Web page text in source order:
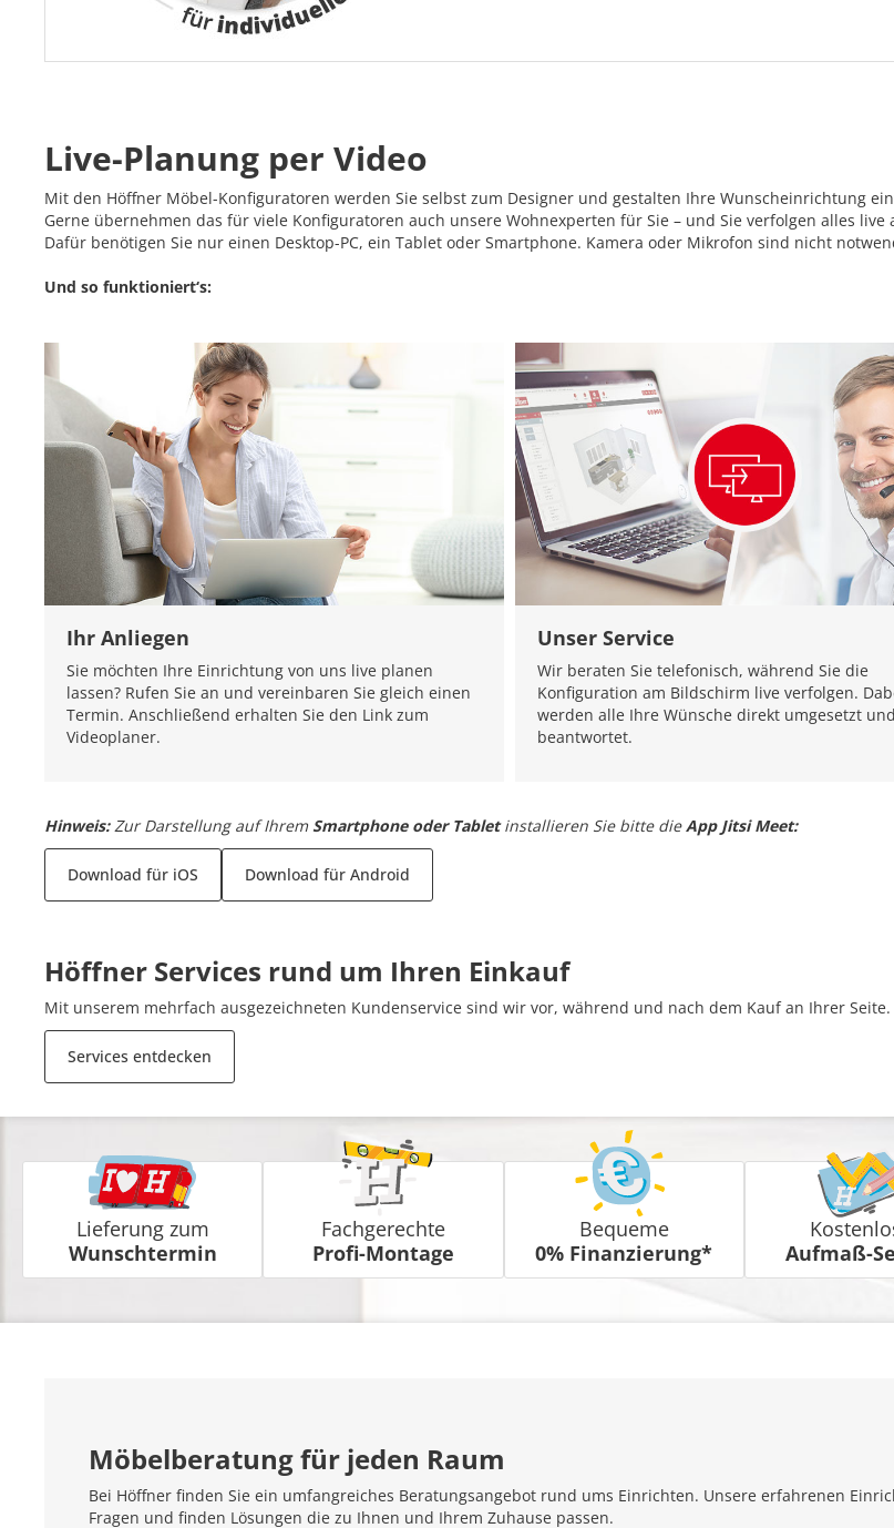
Live-Planung per Video
Mit den Höffner Möbel-Konfiguratoren werden Sie selbst zum Designer und gestalten Ihre Wunscheinrichtung
Gerne übernehmen das für viele Konfiguratoren auch unsere Wohnexperten für Sie – und Sie verfolgen alles live
Dafür benötigen Sie nur einen Desktop-PC, ein Tablet oder Smartphone. Kamera oder Mikrofon sind nicht
Und so funktioniert‘s:
Ihr Anliegen
Sie möchten Ihre Einrichtung von uns live planen
lassen? Rufen Sie an und vereinbaren Sie gleich einen
Termin. Anschließend erhalten Sie den Link zum
Videoplaner.
Unser Service
Wir beraten Sie telefonisch, während Sie die
Konfiguration am Bildschirm live verfolgen.
werden alle Ihre Wünsche direkt umgesetzt
beantwortet.
Hinweis: Zur Darstellung auf Ihrem Smartphone oder Tabletinstallieren Sie bitte dieApp Jitsi Meet:
Download für iOS Download für Android
Höffner Services rund um Ihren Einkauf
Mit unserem mehrfach ausgezeichneten Kundenservice sind wir vor, während und nach dem Kauf an Ihrer Seite.
Services entdecken
Lieferung zum
Wunschtermin
Fachgerechte
Profi-Montage
Bequeme
0% Finanzierung*
Aufmaß-
Möbelberatung für jeden Raum
Bei Höffner finden Sie ein umfangreiches Beratungsangebot rund ums Einrichten. Unsere erfahrenen
Fragen und finden Lösungen die zu Ihnen und Ihrem Zuhause passen.